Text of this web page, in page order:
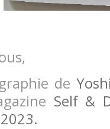
de
Self &